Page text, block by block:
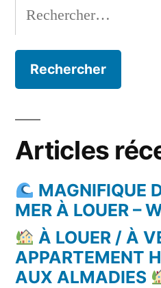
Rechercher :
Articles
MAGNIFIQUE
MER À LOUER –
À LOUER / À
APPARTEMENT
AUX ALMADIES